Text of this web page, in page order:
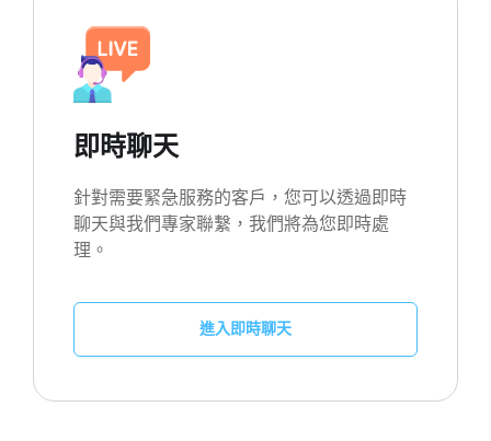
即時聊天
針對需要緊急服務的客戶，您可以透過即時
聊天與我們專家聯繫，我們將為您即時處
理。
進入即時聊天